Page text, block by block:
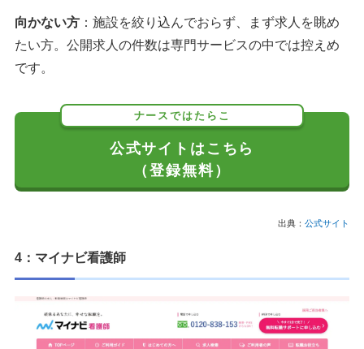
向かない方 ：施設を絞り込んでおらず、まず求人を眺め
たい方。公開求人の件数は専門サービスの中では控えめ
です。
ナースではたらこ
公式サイトはこちら
（登録無料）
出典： 公式サイト
4：マイナビ看護師